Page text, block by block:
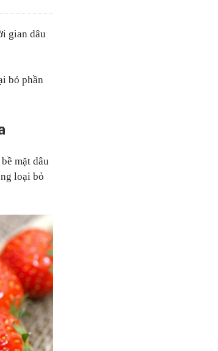
gian dâu
bỏ phần
mặt dâu
loại bỏ